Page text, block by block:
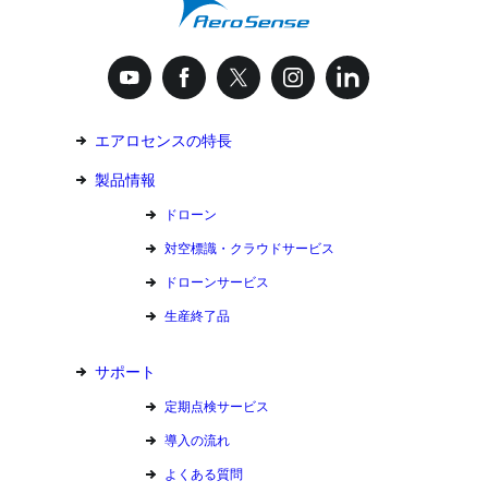
エアロセンスの特長
製品情報
ドローン
対空標識・クラウドサービス
ドローンサービス
生産終了品
サポート
定期点検サービス
導入の流れ
よくある質問